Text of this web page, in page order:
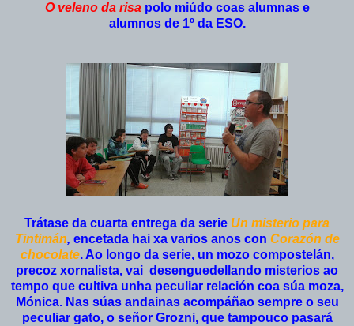
O veleno da risa polo miúdo coas alumnas e
alumnos de 1º da ESO.
Trátase da cuarta entrega da serie Un misterio para
Tintimán, encetada hai xa varios anos con Corazón de
chocolate. Ao longo da serie, un mozo compostelán,
precoz xornalista, vai desenguedellando misterios ao
tempo que cultiva unha peculiar relación coa súa moza,
Mónica. Nas súas andainas acompáñao sempre o seu
peculiar gato, o señor Grozni, que tampouco pasará